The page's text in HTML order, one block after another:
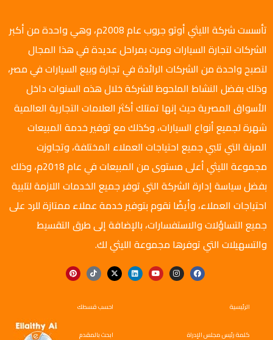
تأسست شركة الليثي أوتو جروب عام 2008م، وهي واحدة من أكبر
الشركات لتجارة السيارات ومرت بمراحل عديدة في هذا المجال
لتصبح واحدة من الشركات الرائدة في تجارة وبيع السيارات في مصر،
وذلك بفضل النشاط الملحوظ للشركة خلال هذه السنوات داخل
الأسواق المصرية حيث إنها تمتلك أكثر العلامات التجارية العالمية
شهرة لجميع أنواع السيارات، وكذلك مع توفير خدمة المبيعات
المرنة التي تلبي جميع احتياجات العملاء المختلفة، وتجاوزت
مجموعة الليثي أعلى مستوى من المبيعات في عام 2018م، وذلك
بفضل سياسة إدارة الشركة التي توفر جميع الخدمات اللازمة لتلبية
احتياجات العملاء، وأيضًا نقوم بتوفير خدمة عملاء ممتازة للرد على
جميع التساؤلات والاستفسارات، بالإضافة إلى طرق التقسيط
والتسهيلات التي توفرها مجموعة الليثي لك.
الرئيسية
كلمة رئيس مجلس الإدراة
احسب قسطك
ابحث بالمقدم